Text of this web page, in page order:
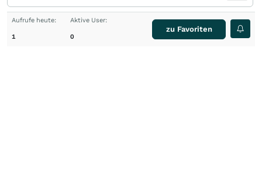
Aufrufe heute:
1
Aktive User:
0
zu Favoriten